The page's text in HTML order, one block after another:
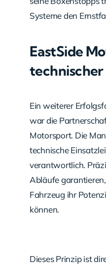
Systeme den
EastSide
Ein weiterer
war die
Motorsport. Die
technische
verantwortlich.
Abläufe
Fahrzeug ihr
können.
Dieses Prinzip ist